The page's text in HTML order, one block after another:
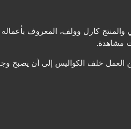
كارل وولف، المعروف بأعماله
العمل خلف الكواليس إلى أن يصبح